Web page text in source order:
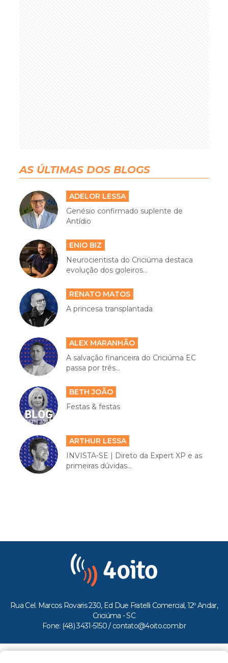
AS ÚLTIMAS DOS BLOGS
ADELOR LESSA
Genésio confirmado suplente de
Antídio
ENIO BIZ
Neurocientista do Criciúma destaca
evolução dos goleiros...
RENATO MATOS
A princesa transplantada
ALEX MARANHÃO
A salvação financeira do Criciúma EC
passa por três...
BETH JOÃO
Festas & festas
ARTHUR LESSA
INVISTA-SE | Direto da Expert XP e as
primeiras dúvidas...
Rua Cel. Marcos Rovaris 230, Ed Due Fratelli Comercial, 12º Andar,
Criciúma - SC
Fone: (48) 3431-5150 / contato@4oito.com.br